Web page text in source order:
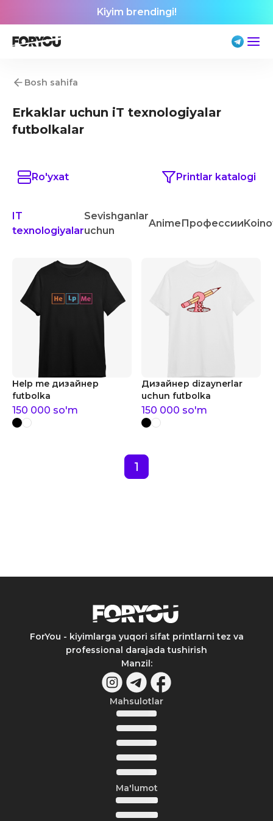
Kiyim brendingi!
Bosh sahifa
Erkaklar uchun iT texnologiyalar
futbolkalar
Ro'yxat Printlar katalogi
IT
texnologiyalar
Sevishganlar
uchun
AnimeПрофессии
Help me дизайнер
futbolka
150 000 so'm
Дизайнер dizaynerlar
uchun futbolka
150 000 so'm
1
ForYou - kiyimlarga yuqori sifat printlarni tez va
professional darajada tushirish
Manzil:
Mahsulotlar
Ma'lumot